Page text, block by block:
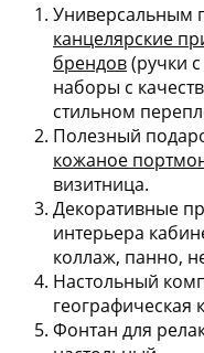
Универсальным
канцелярские
брендов(ручки
наборы с
стильном
Полезный
кожаное
визитница.
Декоративные
интерьера
коллаж, панно,
Настольный
географическая
Фонтан для